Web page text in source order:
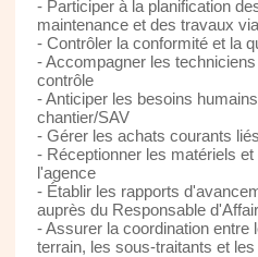
- Participer à la planification
maintenance et des travaux
- Contrôler la conformité et la
- Accompagner les
contrôle
- Anticiper les besoins
chantier/SAV
- Gérer les achats courants
- Réceptionner les matériels
l'agence
- Établir les rapports
auprès du Responsable
- Assurer la coordination entre
terrain, les sous-traitants et